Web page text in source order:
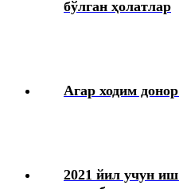
бўлган ҳолатлар
Агар ходим
2021 йил учун